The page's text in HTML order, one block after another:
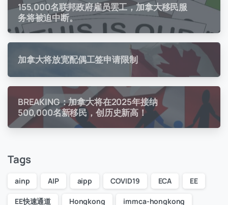
155,000名联邦政府雇员罢工，加拿大移民服
务将被迫中断。
加拿大将放宽配偶工签申请限制
BREAKING：加拿大将在2025年接纳
500,000名新移民，创历史新高！
Tags
ainp AIP aipp COVID19 ECA EE
EE快速通道 Hongkong immca-hongkong